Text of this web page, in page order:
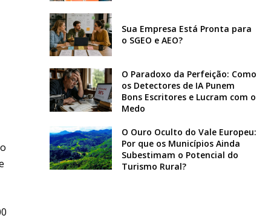
Sua Empresa Está Pronta para
o SGEO e AEO?
O Paradoxo da Perfeição: Como
os Detectores de IA Punem
Bons Escritores e Lucram com o
Medo
O Ouro Oculto do Vale Europeu:
Por que os Municípios Ainda
Subestimam o Potencial do
Turismo Rural?